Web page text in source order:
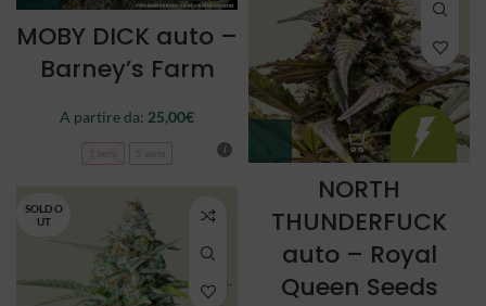
MOBY DICK auto –
Barney’s Farm
A partire da: 25,00€
3 semi
NORTH
THUNDERFUCK
auto – Royal
Queen Seeds
SOLD O
UT